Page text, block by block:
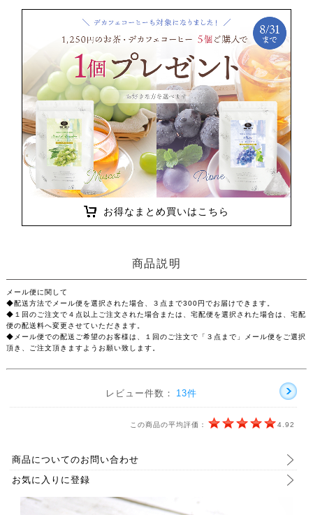
お得なまとめ買いはこちら
商品説明
メール便に関して
◆配送方法でメール便を選択された場合、３点まで300円でお届けできます。
◆１回のご注文で４点以上ご注文された場合または、宅配便を選択された場合は、宅配
便の配送料へ変更させていただきます。
◆メール便での配送ご希望のお客様は、１回のご注文で「３点まで」メール便をご選択
頂き、ご注文頂きますようお願い致します。
レビュー件数： 13件
この商品の平均評価： 4.92
商品についてのお問い合わせ
お気に入りに登録